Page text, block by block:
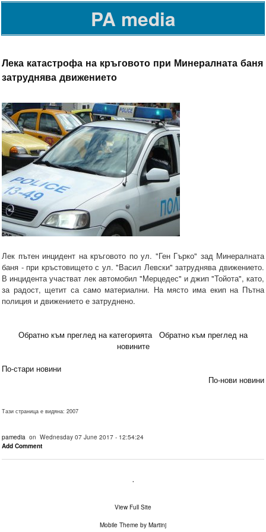
PA media
Лека катастрофа на кръговото при Минералната баня
затруднява движението
Лек пътен инцидент на кръговото по ул. "Ген Гърко" зад Минералната
баня - при кръстовището с ул. "Васил Левски" затруднява движението.
В инцидента участват лек автомобил "Мерцедес" и джип "Тойота", като,
за радост, щетит са само материални. На място има екип на Пътна
полиция и движението е затруднено.
Обратно към преглед на категорията
Обратно към преглед на
новините
По-стари новини
По-нови новини
Тази страница е видяна: 2007
pamedia on Wednesday 07 June 2017 - 12:54:24
Add Comment
.
View Full Site
Mobile Theme by Martinj